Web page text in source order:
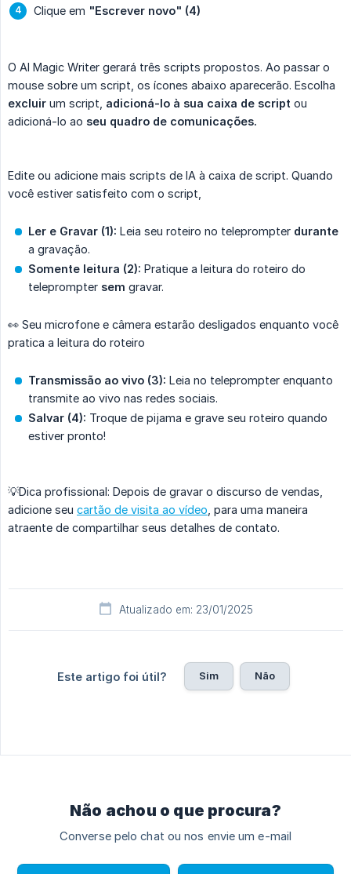
Clique em "Escrever novo" (4)
O AI Magic Writer gerará três scripts propostos. Ao passar o
mouse sobre um script, os ícones abaixo aparecerão. Escolha
excluir um script, adicioná-lo à sua caixa de script ou
adicioná-lo ao seu quadro de comunicações.
Edite ou adicione mais scripts de IA à caixa de script. Quando
você estiver satisfeito com o script,
Ler e Gravar (1): Leia seu roteiro no teleprompter durante
a gravação.
Somente leitura (2): Pratique a leitura do roteiro do
teleprompter sem gravar.
👀 Seu microfone e câmera estarão desligados enquanto você
pratica a leitura do roteiro
Transmissão ao vivo (3): Leia no teleprompter enquanto
transmite ao vivo nas redes sociais.
Salvar (4): Troque de pijama e grave seu roteiro quando
estiver pronto!
💡Dica profissional: Depois de gravar o discurso de vendas,
adicione seu cartão de visita ao vídeo , para uma maneira
atraente de compartilhar seus detalhes de contato.
Atualizado em: 23/01/2025
Este artigo foi útil? Sim Não
Não achou o que procura?
Converse pelo chat ou nos envie um e-mail